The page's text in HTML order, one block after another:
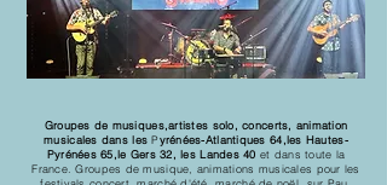
Groupes de musiques,artistes solo, concerts, animation
musicales dans les Pyrénées-Atlantiques 64,les Hautes-
Pyrénées 65,le Gers 32, les Landes 40 et dans toute la
France. Groupes de musique, animations musicales pour les